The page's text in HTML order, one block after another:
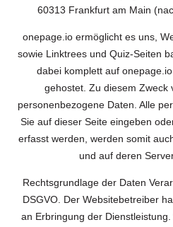
60313 Frankfurt am Main
onepage.io ermöglicht es uns,
sowie Linktrees und Quiz-Seiten
dabei komplett auf
gehostet. Zu diesem Zweck
personenbezogene Daten. Alle
Sie auf dieser Seite eingeben
erfasst werden, werden somit
und auf deren
Rechtsgrundlage der Daten
DSGVO. Der Websitebetreiber
an Erbringung der